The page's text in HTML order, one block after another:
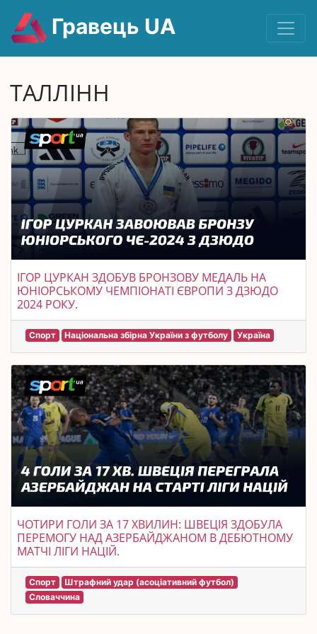
Гравець UA
ТАЛЛІНН
ІГОР ЦУРКАН ЗДОБУВ БРОНЗОВУ МЕДАЛЬ НА
ЮНІОРСЬКОМУ ЧЕМПІОНАТІ ЄВРОПИ З ДЗЮДО
2024 РОКУ.
Спорт Національна збірна України з футболу Україна
ЧОТИРИ ГОЛИ ЗА 17 ХВИЛИН: ШВЕЦІЯ ЗДОБУЛА
ПЕРЕМОГУ НАД АЗЕРБАЙДЖАНОМ В ДЕБЮТНОМУ
МАТЧІ ЛІГИ НАЦІЙ.
Спорт
Штрафний удар (асоціативний футбол)
Словаччина